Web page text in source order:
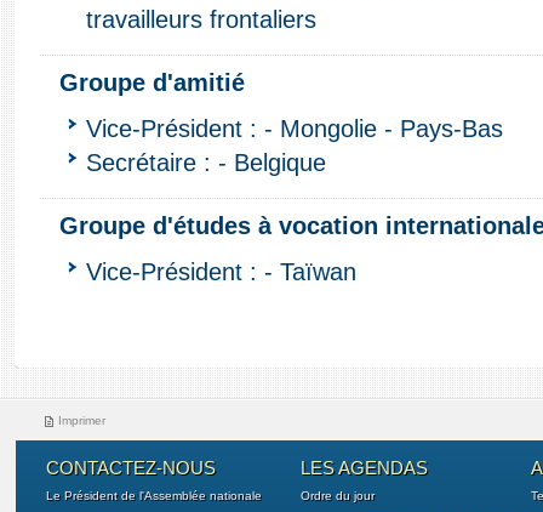
travailleurs frontaliers
Groupe d'amitié
Vice-Président : - Mongolie - Pays-Bas
Secrétaire : - Belgique
Groupe d'études à vocation
Vice-Président : - Taïwan
Imprimer
CONTACTEZ-NOUS
Le Président de l'Assemblée nationale
LES AGENDAS
Ordre du jour